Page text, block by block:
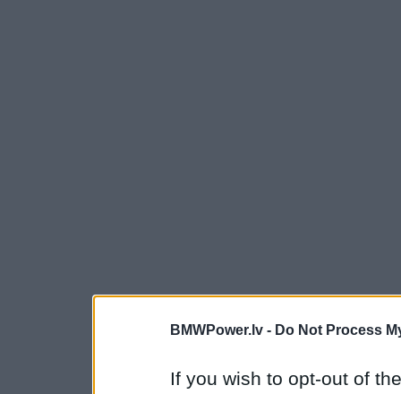
BMWPower.lv - Do Not Process
If you wish to opt-out of